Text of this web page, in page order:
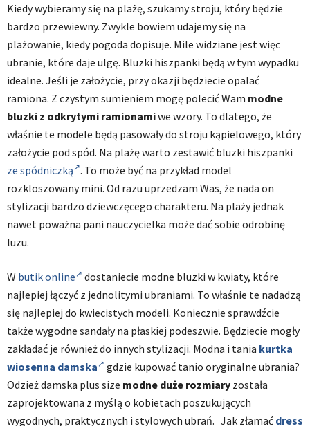
Kiedy wybieramy się na plażę, szukamy stroju, który będzie
bardzo przewiewny. Zwykle bowiem udajemy się na
plażowanie, kiedy pogoda dopisuje. Mile widziane jest więc
ubranie, które daje ulgę. Bluzki hiszpanki będą w tym wypadku
idealne. Jeśli je założycie, przy okazji będziecie opalać
ramiona. Z czystym sumieniem mogę polecić Wam modne
bluzki z odkrytymi ramionamiwe wzory. To dlatego, że
właśnie te modele będą pasowały do stroju kąpielowego, który
założycie pod spód. Na plażę warto zestawić bluzki hiszpanki
ze spódniczką . To może być na przykład model
rozkloszowany mini. Od razu uprzedzam Was, że nada on
stylizacji bardzo dziewczęcego charakteru. Na plaży jednak
nawet poważna pani nauczycielka może dać sobie odrobinę
luzu.
W butik online
dostaniecie modne bluzki w kwiaty, które
najlepiej łączyć z jednolitymi ubraniami. To właśnie te nadadzą
się najlepiej do kwiecistych modeli. Koniecznie sprawdźcie
także wygodne sandały na płaskiej podeszwie. Będziecie mogły
zakładać je również do innych stylizacji. Modna i tania kurtka
wiosenna damska
gdzie kupować tanio oryginalne ubrania?
Odzież damska plus size modne duże rozmiary została
zaprojektowana z myślą o kobietach poszukujących
wygodnych, praktycznych i stylowych ubrań. Jak złamać dress